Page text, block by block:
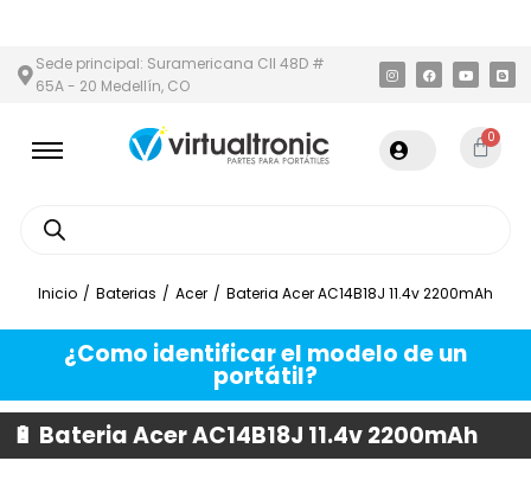
Sede principal: Suramericana Cll 48D #
65A - 20 Medellín, CO
0
Inicio / Baterias / Acer / Bateria Acer AC14B18J 11.4v 2200mAh
¿Como identificar el modelo de un
portátil?
🔋 Bateria Acer AC14B18J 11.4v 2200mAh